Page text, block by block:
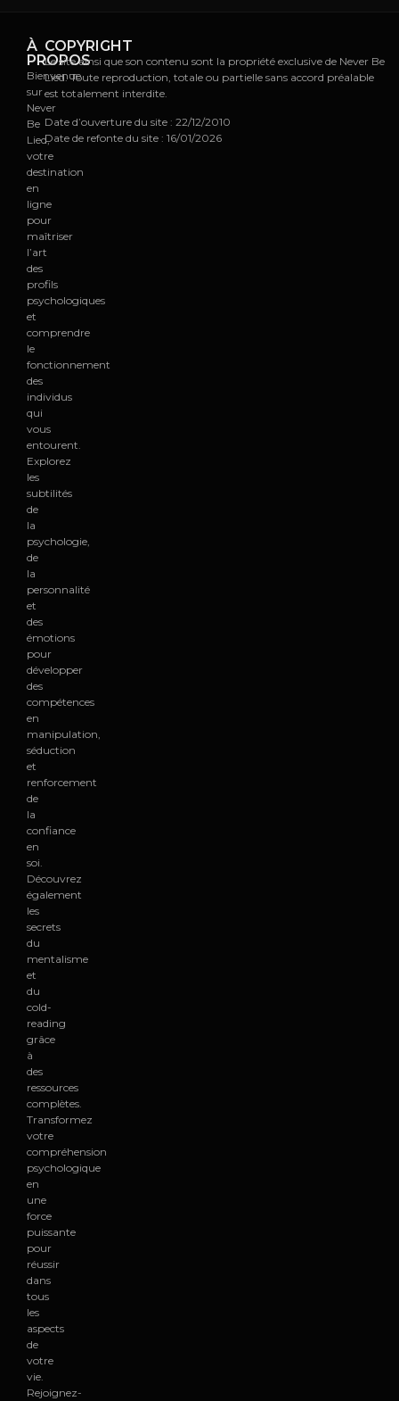
À
PROPOS
Bienvenue
sur
Never
Be
Lied,
votre
destination
en
ligne
pour
maîtriser
l’art
des
profils
psychologiques
et
comprendre
le
fonctionnement
des
individus
qui
vous
entourent.
Explorez
les
subtilités
de
la
psychologie,
de
la
personnalité
et
des
émotions
pour
développer
des
compétences
en
manipulation,
séduction
et
renforcement
de
la
confiance
en
soi.
Découvrez
également
les
secrets
du
mentalisme
et
du
cold-
reading
grâce
à
des
ressources
complètes.
Transformez
votre
compréhension
psychologique
en
une
force
puissante
pour
réussir
dans
tous
les
aspects
de
votre
vie.
Rejoignez-
COPYRIGHT
Le site ainsi que son contenu sont la propriété exclusive de Never Be
Lied. Toute reproduction, totale ou partielle sans accord préalable
est totalement interdite.
Date d’ouverture du site : 22/12/2010
Date de refonte du site : 16/01/2026